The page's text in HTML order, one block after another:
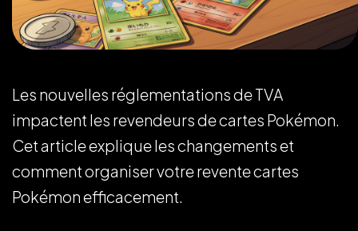
Les nouvelles réglementations de TVA
impactent les revendeurs de cartes Pokémon.
Cet article explique les changements et
comment organiser votre revente cartes
Pokémon efficacement.